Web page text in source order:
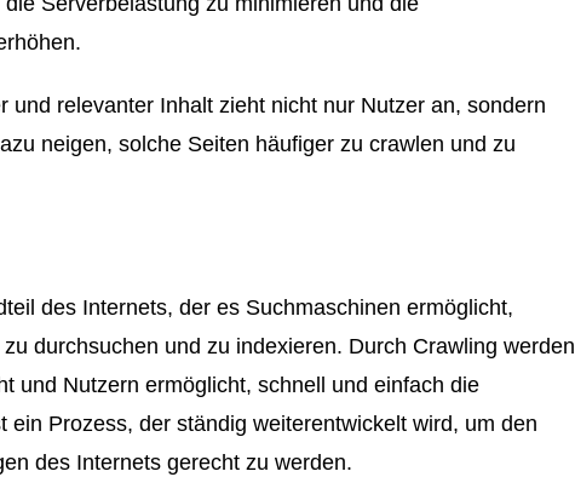
und relevanter Inhalt zieht nicht nur Nutzer an, sondern
neigen, solche Seiten häufiger zu crawlen und zu
des Internets, der es Suchmaschinen ermöglicht,
durchsuchen und zu indexieren. Durch Crawling werden
und Nutzern ermöglicht, schnell und einfach die
ein Prozess, der ständig weiterentwickelt wird, um den
des Internets gerecht zu werden.